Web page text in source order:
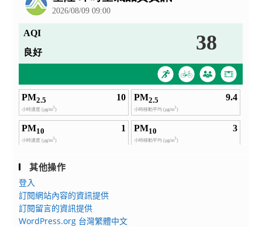
其他操作
登入
訂閱網站內容的資訊提供
訂閱留言的資訊提供
WordPress.org 台灣繁體中文